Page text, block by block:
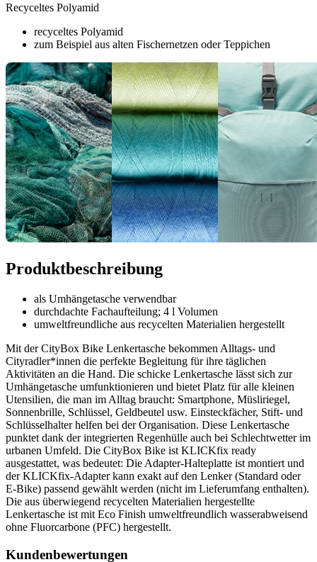
Recyceltes Polyamid
recyceltes Polyamid
zum Beispiel aus alten Fischernetzen oder Teppichen
Produktbeschreibung
als Umhängetasche verwendbar
durchdachte Fachaufteilung; 4 l Volumen
umweltfreundliche aus recycelten Materialien hergestellt
Mit der CityBox Bike Lenkertasche bekommen Alltags- und
Cityradler*innen die perfekte Begleitung für ihre täglichen
Aktivitäten an die Hand. Die schicke Lenkertasche lässt sich zur
Umhängetasche umfunktionieren und bietet Platz für alle kleinen
Utensilien, die man im Alltag braucht: Smartphone, Müsliriegel,
Sonnenbrille, Schlüssel, Geldbeutel usw. Einsteckfächer, Stift- und
Schlüsselhalter helfen bei der Organisation. Diese Lenkertasche
punktet dank der integrierten Regenhülle auch bei Schlechtwetter im
urbanen Umfeld. Die CityBox Bike ist KLICKfix ready
ausgestattet, was bedeutet: Die Adapter-Halteplatte ist montiert und
der KLICKfix-Adapter kann exakt auf den Lenker (Standard oder
E-Bike) passend gewählt werden (nicht im Lieferumfang enthalten).
Die aus überwiegend recycelten Materialien hergestellte
Lenkertasche ist mit Eco Finish umweltfreundlich wasserabweisend
ohne Fluorcarbone (PFC) hergestellt.
Kundenbewertungen